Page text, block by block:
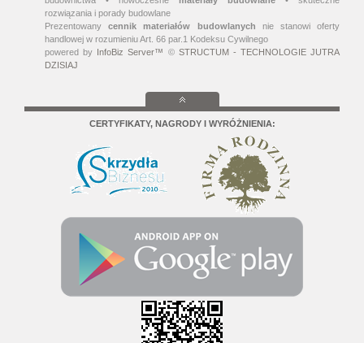
rozwiązania i porady budowlane
Prezentowanycennik materiałów budowlanych nie stanowi oferty
handlowej w rozumieniu Art. 66 par.1 Kodeksu Cywilnego
powered by InfoBiz Server™ © STRUCTUM - TECHNOLOGIE JUTRA
DZISIAJ
CERTYFIKATY, NAGRODY I WYRÓŻNIENIA: